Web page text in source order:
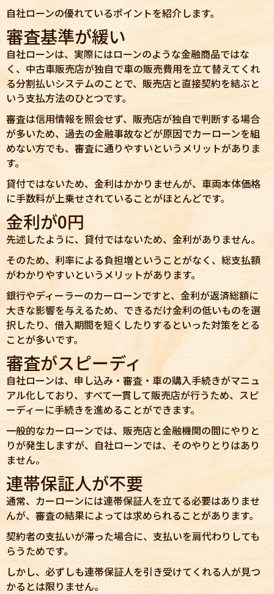
自社ローンの優れているポイントを紹介します。
審査基準が緩い
自社ローンは、実際にはローンのような金融商品ではな
く、中古車販売店が独自で車の販売費用を立て替えてくれ
る分割払いシステムのことで、販売店と直接契約を結ぶと
いう支払方法のひとつです。
審査は信用情報を照会せず、販売店が独自で判断する場合
が多いため、過去の金融事故などが原因でカーローンを組
めない方でも、審査に通りやすいというメリットがありま
す。
貸付ではないため、金利はかかりませんが、車両本体価格
に手数料が上乗せされていることがほとんどです。
金利が0円
先述したように、貸付ではないため、金利がありません。
そのため、利率による負担増ということがなく、総支払額
がわかりやすいというメリットがあります。
銀行やディーラーのカーローンですと、金利が返済総額に
大きな影響を与えるため、できるだけ金利の低いものを選
択したり、借入期間を短くしたりするといった対策をとる
ことが多いです。
審査がスピーディ
自社ローンは、申し込み・審査・車の購入手続きがマニュ
アル化しており、すべて一貫して販売店が行うため、スピ
ーディーに手続きを進めることができます。
一般的なカーローンでは、販売店と金融機関の間にやりと
りが発生しますが、自社ローンでは、そのやりとりはあり
ません。
連帯保証人が不要
通常、カーローンには連帯保証人を立てる必要はありませ
んが、審査の結果によっては求められることがあります。
契約者の支払いが滞った場合に、支払いを肩代わりしても
らうためです。
しかし、必ずしも連帯保証人を引き受けてくれる人が見つ
かるとは限りません。